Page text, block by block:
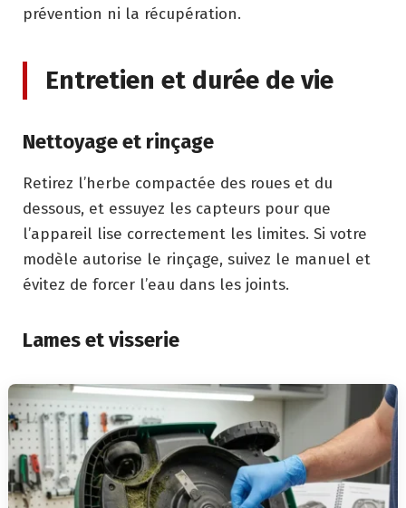
prévention ni la récupération.
Entretien et durée de vie
Nettoyage et rinçage
Retirez l’herbe compactée des roues et du
dessous, et essuyez les capteurs pour que
l’appareil lise correctement les limites. Si votre
modèle autorise le rinçage, suivez le manuel et
évitez de forcer l’eau dans les joints.
Lames et visserie